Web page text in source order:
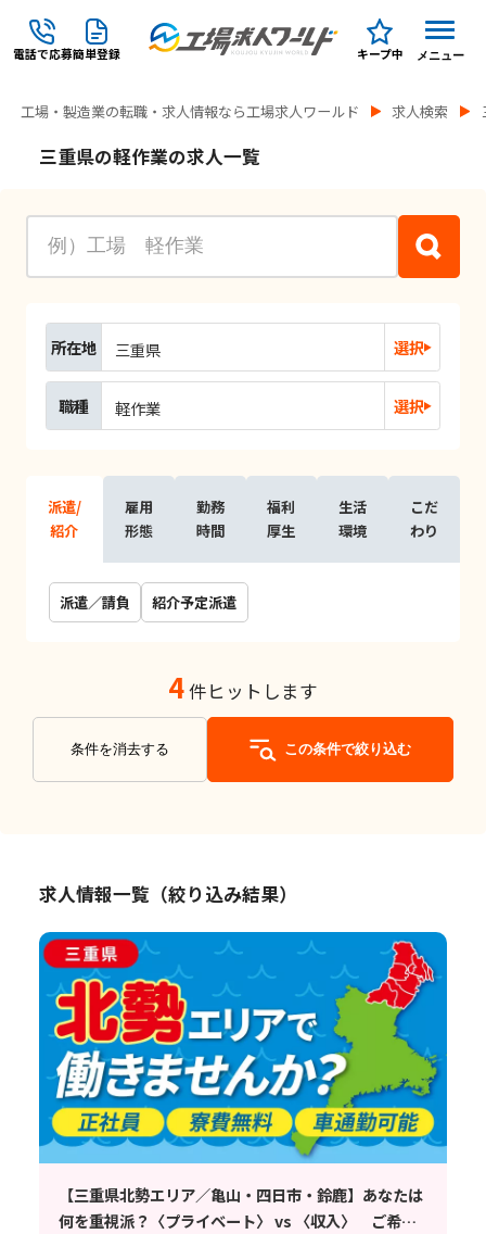
電話で応募簡単登録 キープ中 メニュー
工場・製造業の転職・求人情報なら工場求人ワールド 求人検索
三重県の軽作業の求人一覧
所在地 三重県 選択
職種 軽作業 選択
派遣/
紹介
雇用
形態
勤務
時間
福利
厚生
生活
環境
こだ
わり
派遣／請負 紹介予定派遣
4件ヒットします
条件を消去する この条件で絞り込む
求人情報一覧（絞り込み結果）
【三重県北勢エリア／亀山・四日市・鈴鹿】あなたは
何を重視派？〈プライベート〉 vs 〈収入〉 ご希望